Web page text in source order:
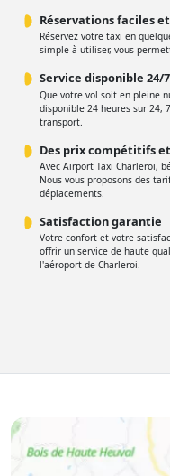
Réservations faciles
Réservez votre taxi en
simple à utiliser, vous
Service disponible 24/7
Que votre vol soit en pleine
disponible 24 heures sur 24,
transport.
Des prix compétitifs
Avec Airport Taxi Charleroi,
Nous vous proposons des
déplacements.
Satisfaction garantie
Votre confort et votre
offrir un service de haute
l'aéroport de Charleroi.